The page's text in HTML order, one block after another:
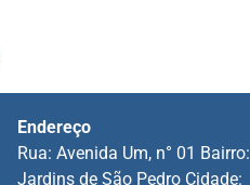
Endereço
Rua: Avenida Um, n° 01 Bairro:
Jardins de São Pedro Cidade: